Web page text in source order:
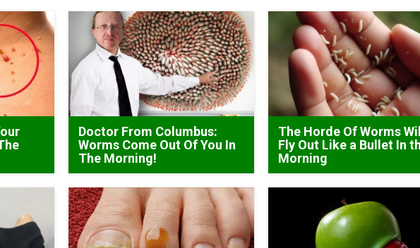
Doctor From Columbus:
Worms Come Out Of You In
The Morning!
The Horde Of Worms
Fly Out Like a Bullet In
Morning